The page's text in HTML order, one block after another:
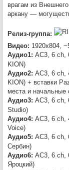
врагам из
аркану —
Релиз-группа:
Видео: 1920x804,
Аудио1: AC3, 6 ch,
KION)
Аудио2: AC3, 6 ch,
KION) + вставки
места и начальные
Аудио3: AC3, 6 ch,
Studio)
Аудио4: AC3, 6 ch,
Voice)
Аудио5: AC3, 6 ch,
Сербин)
Аудио6: AC3, 6 ch,
Яроцкий)